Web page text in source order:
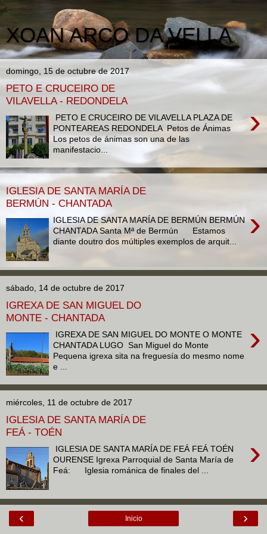
XOAN ARCO DA VELLA
domingo, 15 de octubre de 2017
PETO E CRUCEIRO DE
VILAVELLA - REDONDELA
›
PETO E CRUCEIRO DE VILAVELLA PLAZA DE
PONTEAREAS REDONDELA Petos de Ánimas
Los petos de ánimas son una de las
manifestacio...
IGLESIA DE SANTA MARÍA DE
BERMÚN - CHANTADA
›
IGLESIA DE SANTA MARÍA DE BERMÚN BERMÚN
CHANTADA Santa Mª de Bermún Estamos
diante doutro dos múltiples exemplos de arquit...
sábado, 14 de octubre de 2017
IGREXA DE SAN MIGUEL DO
MONTE - CHANTADA
›
IGREXA DE SAN MIGUEL DO MONTE O MONTE
CHANTADA LUGO San Miguel do Monte
Pequena igrexa sita na freguesía do mesmo nome
e ...
miércoles, 11 de octubre de 2017
IGLESIA DE SANTA MARÍA DE
FEÁ - TOÉN
›
IGLESIA DE SANTA MARÍA DE FEÁ FEÁ TOÉN
OURENSE Igrexa Parroquial de Santa María de
Feá: Iglesia románica de finales del ...
‹ ›
Inicio